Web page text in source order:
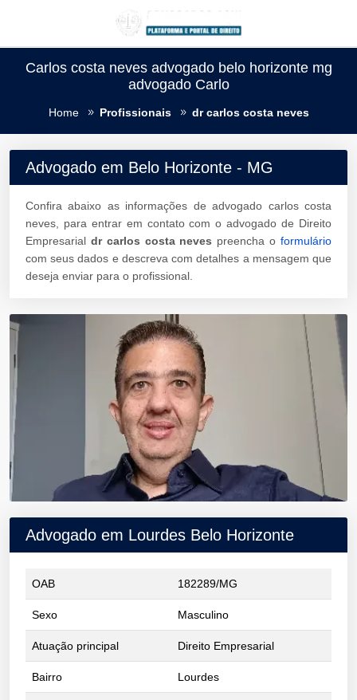
Carlos costa neves advogado belo horizonte mg
advogado Carlo
Home Profissionais dr carlos costa neves
Advogado em Belo Horizonte - MG
Confira abaixo as informações de advogado carlos costa
neves, para entrar em contato com o advogado de Direito
Empresarial dr carlos costa neves preencha oformulário
com seus dados e descreva com detalhes a mensagem que
deseja enviar para o profissional.
Advogado em Lourdes Belo Horizonte
OAB 182289/MG
Sexo Masculino
Atuação principal Direito Empresarial
Bairro Lourdes